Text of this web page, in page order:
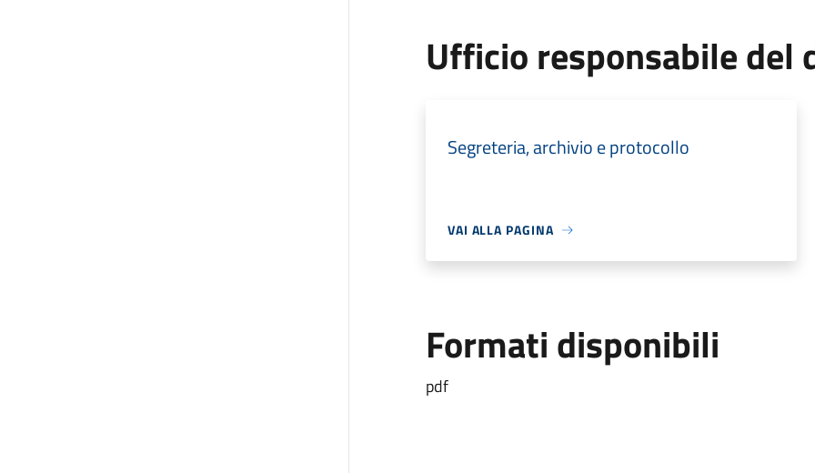
Ufficio responsabile del
Segreteria, archivio e protocollo
VAI ALLA PAGINA
Formati disponibili
pdf